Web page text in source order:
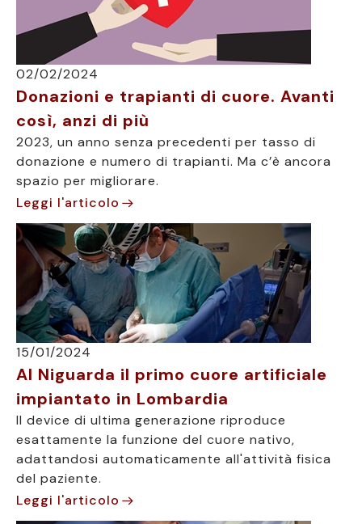
02/02/2024
Donazioni e trapianti di cuore. Avanti
così, anzi di più
2023, un anno senza precedenti per tasso di
donazione e numero di trapianti. Ma c’è ancora
spazio per migliorare.
Leggi l'articolo
15/01/2024
Al Niguarda il primo cuore artificiale
impiantato in Lombardia
Il device di ultima generazione riproduce
esattamente la funzione del cuore nativo,
adattandosi automaticamente all'attività fisica
del paziente.
Leggi l'articolo